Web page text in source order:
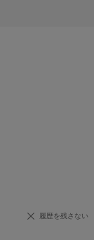
履歴を残さない